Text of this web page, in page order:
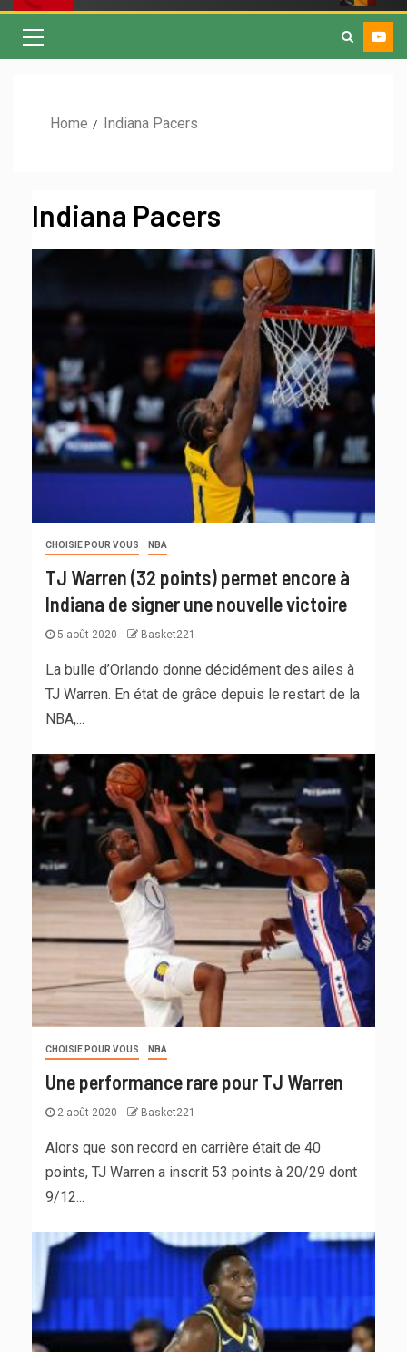
Home Indiana Pacers
Indiana Pacers
CHOISIE POUR VOUS NBA
TJ Warren (32 points) permet encore à
Indiana de signer une nouvelle victoire
5 août 2020 Basket221
La bulle d’Orlando donne décidément des ailes à
TJ Warren. En état de grâce depuis le restart de la
NBA,...
CHOISIE POUR VOUS NBA
Une performance rare pour TJ Warren
2 août 2020 Basket221
Alors que son record en carrière était de 40
points, TJ Warren a inscrit 53 points à 20/29 dont
9/12...